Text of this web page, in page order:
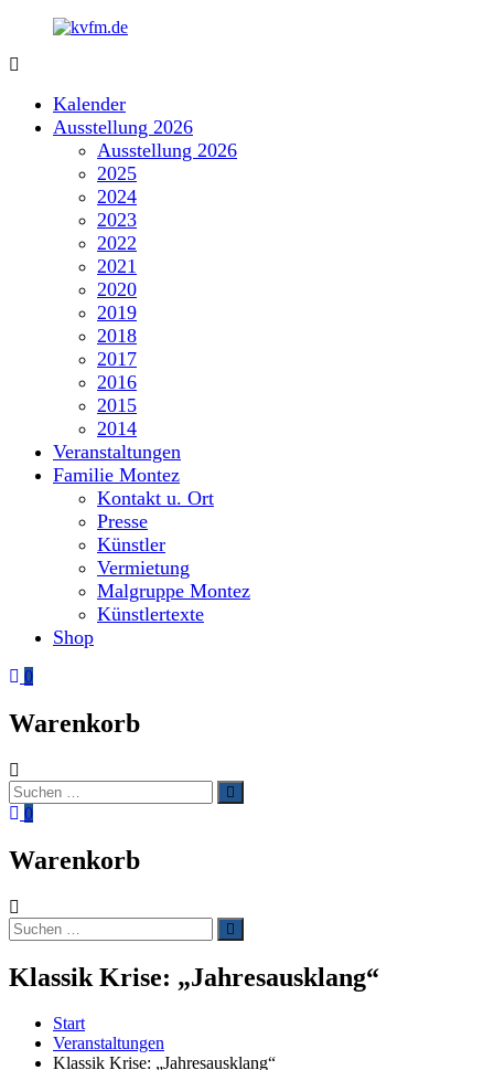
springen
Kalender
Ausstellung 2026
Ausstellung 2026
2025
2024
2023
2022
2021
2020
2019
2018
2017
2016
2015
2014
Veranstaltungen
Familie Montez
Kontakt u. Ort
Presse
Künstler
Vermietung
Malgruppe Montez
Künstlertexte
Shop
0
Warenkorb
Suchen
nach:
Suchen
0
Warenkorb
Suchen
nach:
Suchen
Klassik Krise: „Jahresausklang“
Start
Veranstaltungen
Klassik Krise: „Jahresausklang“